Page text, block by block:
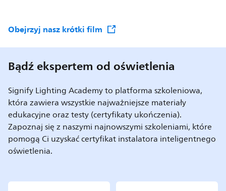
Obejrzyj nasz krótki film
Bądź ekspertem od oświetlenia
Signify Lighting Academy to platforma szkoleniowa,
która zawiera wszystkie najważniejsze materiały
edukacyjne oraz testy (certyfikaty ukończenia).
Zapoznaj się z naszymi najnowszymi szkoleniami, które
pomogą Ci uzyskać certyfikat instalatora inteligentnego
oświetlenia.